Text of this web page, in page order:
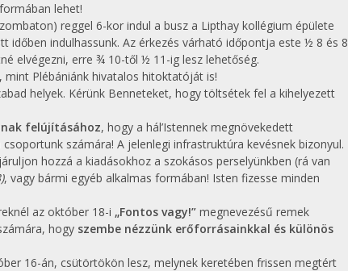
lehet!
reggel 6-kor indul a busz a Lipthay kollégium épülete
időben indulhassunk. Az érkezés várható időpontja este ½ 8 és 8
elvégezni, erre ¾ 10-től ½ 11-ig lesz lehetőség.
mint Plébániánk hivatalos hitoktatóját is!
helyek. Kérünk Benneteket, hogy töltsétek fel a kihelyezett
felújításához, hogy a hál’Istennek megnövekedett
számára! A jelenlegi infrastruktúra kevésnek bizonyul.
hozzá a kiadásokhoz a szokásos perselyünkben (rá van
, vagy bármi egyéb alkalmas formában! Isten fizesse minden
az október 18-i „Fontos vagy!” megnevezésű remek
hogy szembe nézzünk erőforrásainkkal és különös
16-án, csütörtökön lesz, melynek keretében frissen megtért